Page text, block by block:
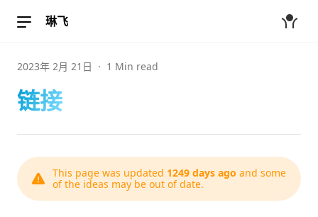
琳飞
2023年 2月 21日 · 1 Min read
链接
This page was updated 1249 days ago and some
of the ideas may be out of date.